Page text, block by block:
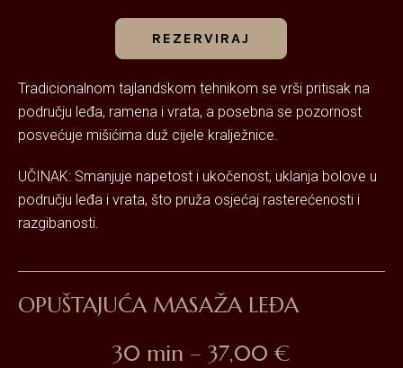
REZERVIRAJ
Tradicionalnom tajlandskom tehnikom se vrši pritisak na
području leđa, ramena i vrata, a posebna se pozornost
posvećuje mišićima duž cijele kralježnice.
UČINAK: Smanjuje napetost i ukočenost, uklanja bolove u
području leđa i vrata, što pruža osjećaj rasterećenosti i
razgibanosti.
OPUŠTAJUĆA MASAŽA LEĐA
30 min – 37,00 €